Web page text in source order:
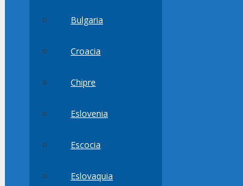
Bulgaria
Croacia
Chipre
Eslovenia
Escocia
Eslovaquia